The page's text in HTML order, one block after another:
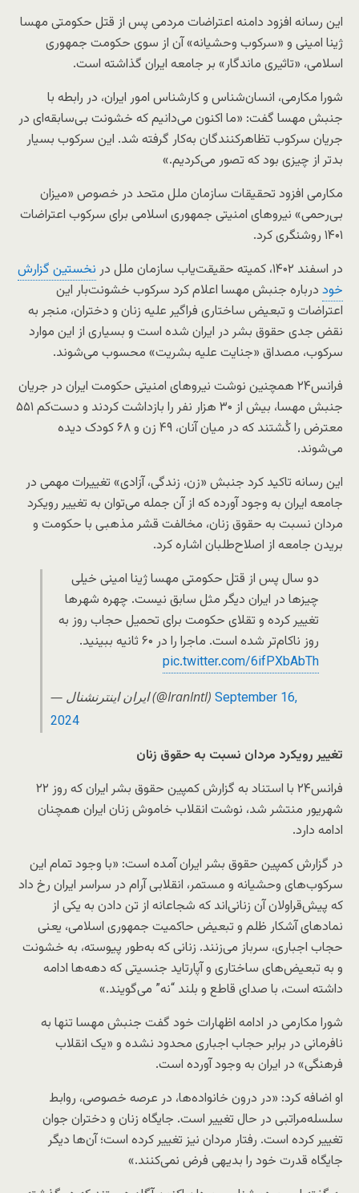
این رسانه افزود دامنه اعتراضات مردمی پس از قتل حکومتی مهسا
ژینا امینی و «سرکوب وحشیانه» آن از سوی حکومت جمهوری
اسلامی، «تاثیری ماندگار» بر جامعه ایران گذاشته است.
شورا مکارمی، انسان‌شناس و کارشناس امور ایران، در رابطه با
جنبش مهسا گفت: «ما اکنون می‌دانیم که خشونت بی‌سابقه‌ای در
جریان سرکوب تظاهرکنندگان به‌کار گرفته شد. این سرکوب بسیار
بدتر از چیزی بود که تصور می‌کردیم.»
مکارمی افزود تحقیقات سازمان ملل متحد در خصوص «میزان
بی‌رحمی» نیروهای امنیتی جمهوری اسلامی برای سرکوب اعتراضات
۱۴۰۱ روشنگری کرد.
در اسفند ۱۴۰۲، کمیته حقیقت‌یاب سازمان ملل در
نخستین گزارش
خود درباره جنبش مهسا اعلام کرد سرکوب خشونت‌بار این
اعتراضات و تبعیض ساختاری فراگیر علیه زنان و دختران، منجر به
نقض جدی حقوق بشر در ایران شده است و بسیاری از این موارد
سرکوب، مصداق «جنایت علیه بشریت» محسوب می‌شوند.
فرانس۲۴ همچنین نوشت نیروهای امنیتی حکومت ایران در جریان
جنبش مهسا، بیش از ۳۰ هزار نفر را بازداشت کردند و دست‌کم ۵۵۱
معترض را کُشتند که در میان آنان، ۴۹ زن و ۶۸ کودک دیده
می‌شوند.
این رسانه تاکید کرد جنبش «زن، زندگی، آزادی» تغییرات مهمی در
جامعه ایران به‌ وجود آورده که از آن جمله می‌توان به تغییر رویکرد
مردان نسبت به حقوق زنان، مخالفت قشر مذهبی با حکومت و
بریدن جامعه از اصلاح‌طلبان اشاره کرد.
دو سال پس از قتل حکومتی مهسا ژینا امینی خیلی
چیزها در ایران دیگر مثل سابق نیست. چهره‌ شهر‌ها
تغییر کرده و تقلای حکومت برای تحمیل حجاب روز به
روز ناکام‌تر شده است. ماجرا را در ۶۰ ثانیه ببینید.
pic.twitter.com/6ifPXbAbTh
— ايران اينترنشنال (@IranIntl) September 16,
2024
تغییر رویکرد مردان نسبت به حقوق زنان
فرانس۲۴ با استناد به گزارش کمپین حقوق بشر ایران که روز ۲۲
شهریور منتشر شد، نوشت انقلاب خاموش زنان ایران همچنان
ادامه دارد.
در گزارش کمپین حقوق بشر ایران آمده است: «با وجود تمام این
سرکوب‌های وحشیانه و مستمر، انقلابی آرام در سراسر ایران رخ داد
که پیش‌قراولان آن زنانی‌اند که شجاعانه از تن دادن به یکی از
نمادهای آشکار ظلم و تبعیض حاکمیت جمهوری اسلامی، یعنی
حجاب اجباری، سرباز می‌زنند. زنانی که به‌طور پیوسته، به خشونت
و به تبعیض‌های ساختاری و آپارتاید جنسیتی که دهه‌ها ادامه
داشته است، با صدای قاطع و بلند “نه” می‌گویند.»
شورا مکارمی در ادامه اظهارات خود گفت جنبش مهسا تنها به
نافرمانی در برابر حجاب اجباری محدود نشده و «یک انقلاب
فرهنگی» در ایران به‌ وجود آورده است.
او اضافه کرد: «در درون خانواده‌ها، در عرصه خصوصی، روابط
سلسله‌مراتبی در حال تغییر است. جایگاه زنان و دختران جوان
تغییر کرده است. رفتار مردان نیز تغییر کرده است؛ آن‌ها دیگر
جایگاه قدرت خود را بدیهی فرض نمی‌کنند.»